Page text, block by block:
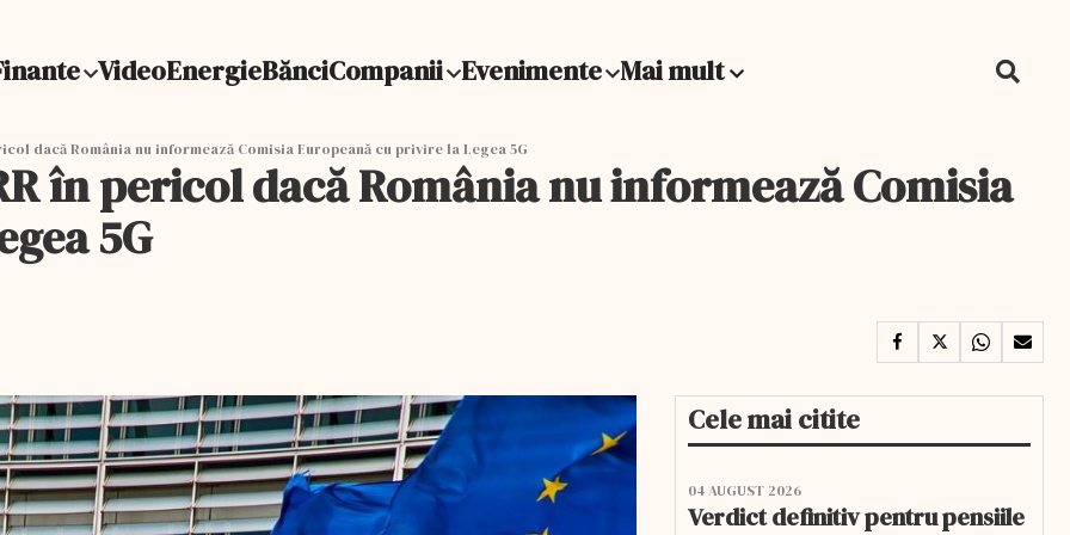
VideoEnergieBănciCompanii Evenimente Mai mult
dacă România nu informează Comisia Europeană cu privire la Legea 5G
în pericol dacă România nu informează Comisia
5G
Cele mai citite
04 AUGUST 2026
Verdict definitiv pentru pensiile